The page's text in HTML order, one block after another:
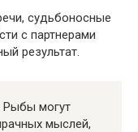
судьбоносные
с партнерами
результат.
Рыбы могут
мыслей,